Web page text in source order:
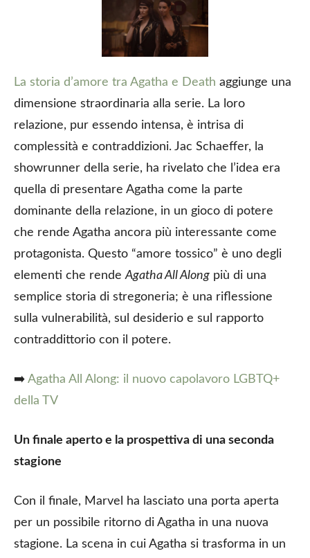
La storia d’amore tra Agatha e Death aggiunge una
dimensione straordinaria alla serie. La loro
relazione, pur essendo intensa, è intrisa di
complessità e contraddizioni. Jac Schaeffer, la
showrunner della serie, ha rivelato che l’idea era
quella di presentare Agatha come la parte
dominante della relazione, in un gioco di potere
che rende Agatha ancora più interessante come
protagonista. Questo “amore tossico” è uno degli
elementi che rende Agatha All Along più di una
semplice storia di stregoneria; è una riflessione
sulla vulnerabilità, sul desiderio e sul rapporto
contraddittorio con il potere.
➡️ Agatha All Along: il nuovo capolavoro LGBTQ+
della TV
Un finale aperto e la prospettiva di una seconda
stagione
Con il finale, Marvel ha lasciato una porta aperta
per un possibile ritorno di Agatha in una nuova
stagione. La scena in cui Agatha si trasforma in un